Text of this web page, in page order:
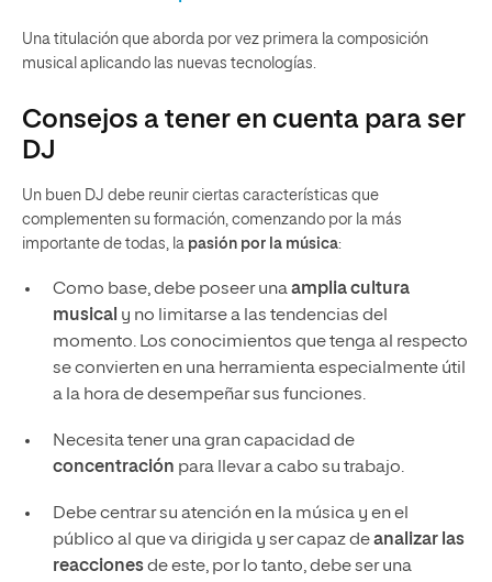
Una titulación que aborda por vez primera la composición
musical aplicando las nuevas tecnologías.
Consejos a tener en cuenta para ser
DJ
Un buen DJ debe reunir ciertas características que
complementen su formación, comenzando por la más
importante de todas, la pasión por la música:
Como base, debe poseer unaamplia cultura
musical y no limitarse a las tendencias del
momento. Los conocimientos que tenga al respecto
se convierten en una herramienta especialmente útil
a la hora de desempeñar sus funciones.
Necesita tener una gran capacidad de
concentración para llevar a cabo su trabajo.
Debe centrar su atención en la música y en el
público al que va dirigida y ser capaz deanalizar las
reaccionesde este, por lo tanto, debe ser una